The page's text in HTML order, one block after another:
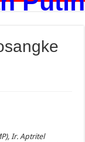
Ir. Aptritel